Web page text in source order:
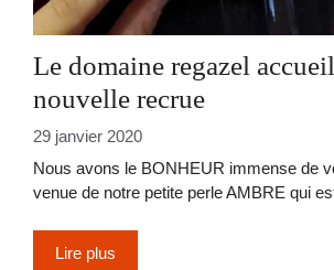
Le domaine regazel
nouvelle recrue
29 janvier 2020
Nous avons le BONHEUR immense de
venue de notre petite perle AMBRE qui
Lire plus